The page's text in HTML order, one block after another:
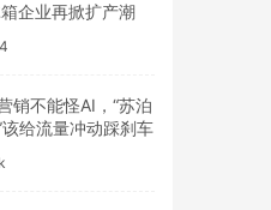
企业再掀扩产潮
销不能怪AI，“苏泊
该给流量冲动踩刹车